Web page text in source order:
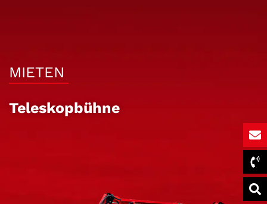
MIETEN
Teleskopbühne